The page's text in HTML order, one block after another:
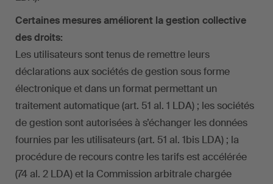
Certaines mesures améliorent la gestion collective
des droits:
Les utilisateurs sont tenus de remettre leurs
déclarations aux sociétés de gestion sous forme
électronique et dans un format permettant un
traitement automatique (art. 51 al. 1 LDA) ; les sociétés
de gestion sont autorisées à s’échanger les données
fournies par les utilisateurs (art. 51 al. 1bis LDA) ; la
procédure de recours contre les tarifs est accélérée
(74 al. 2 LDA) et la Commission arbitrale chargée